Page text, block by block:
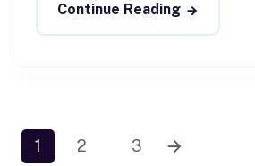
Continue Reading
1 2 3